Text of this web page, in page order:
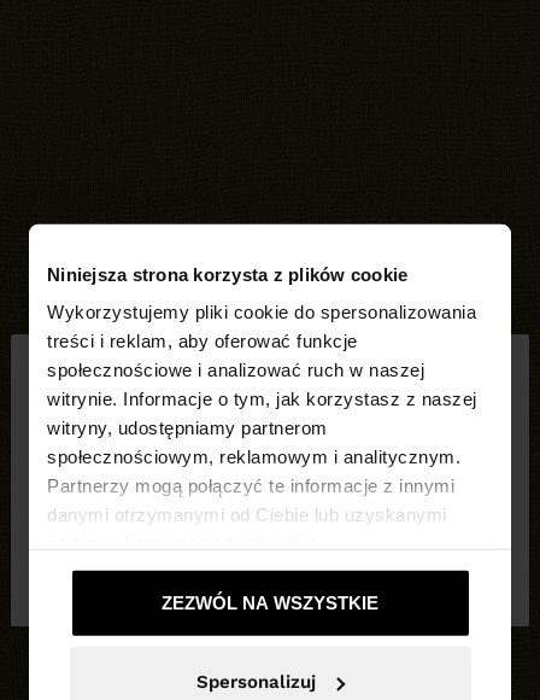
Niniejsza strona korzysta z plików cookie
Wykorzystujemy pliki cookie do spersonalizowania
treści i reklam, aby oferować funkcje
społecznościowe i analizować ruch w naszej
witrynie. Informacje o tym, jak korzystasz z naszej
witryny, udostępniamy partnerom
społecznościowym, reklamowym i analitycznym.
Partnerzy mogą połączyć te informacje z innymi
danymi otrzymanymi od Ciebie lub uzyskanymi
ZEZWÓL NA WSZYSTKIE
Spersonalizuj
witaj
Odwiedzasz stronę z Polska. Czy chcesz
przeglądać naszą stronę United States?